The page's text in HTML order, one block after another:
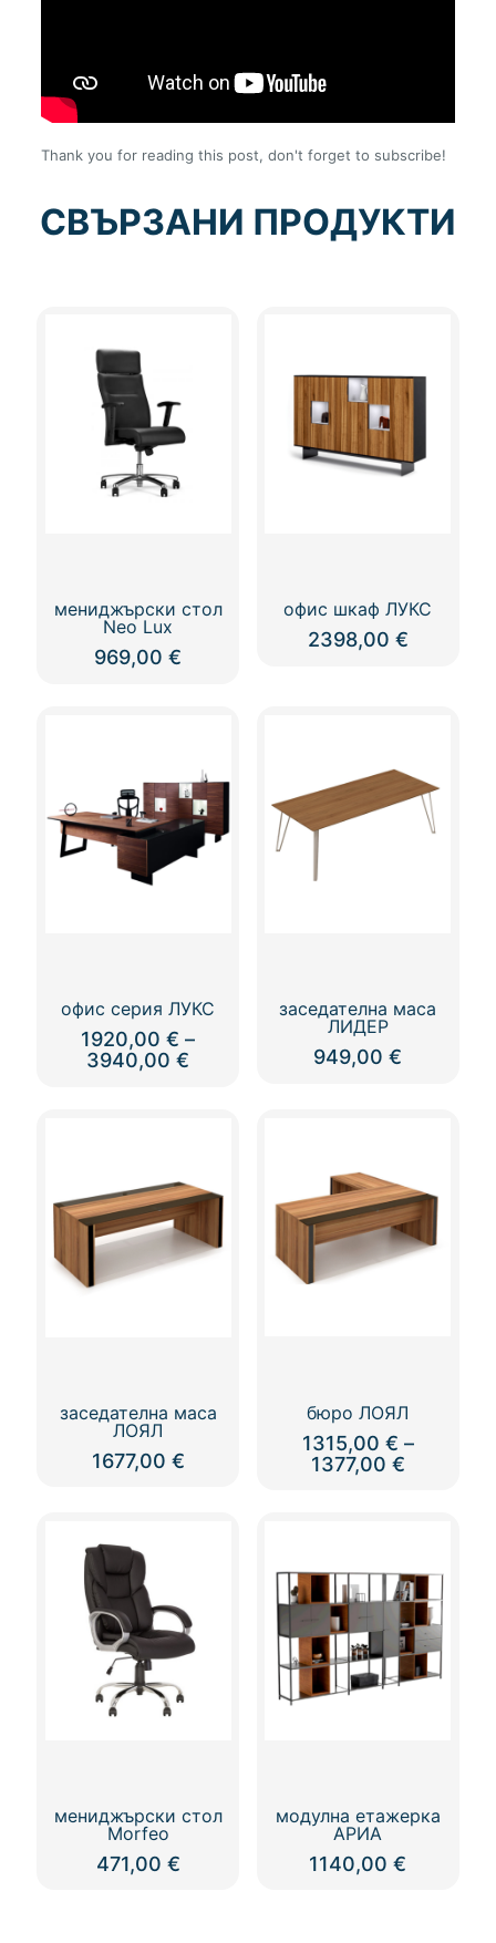
Thank you for reading this post, don't forget to subscribe!
СВЪРЗАНИ ПРОДУКТИ
мениджърски стол
Neo Lux
969,00€
офис шкаф ЛУКС
2398,00 €
офис серия ЛУКС
1920,00€ –
3940,00€
заседателна маса
ЛИДЕР
949,00€
заседателна маса
ЛОЯЛ
1677,00 €
бюро ЛОЯЛ
1315,00 € –
1377,00 €Price
variants.
The
options
may
be
chosen
мениджърски стол
Morfeo
471,00 €
модулна етажерка
АРИА
1140,00€